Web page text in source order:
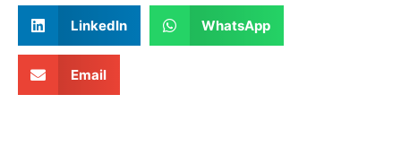
LinkedIn WhatsApp
Email